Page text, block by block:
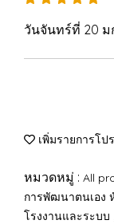
วันจันทร์ที่ 20 ม
เพิ่มรายการโป
หมวดหมู่ : All
การพัฒนาตนเอง
โรงงานและระบบ